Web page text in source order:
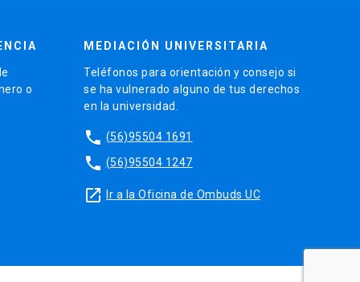
o
MEDIACIÓN UNIVERSITARIA
Teléfonos para orientación y consejo si
se ha vulnerado alguno de tus derechos
en la universidad.
phone (56)95504 1691
phone (56)95504 1247
launch Ir a la Oficina de Ombuds UC